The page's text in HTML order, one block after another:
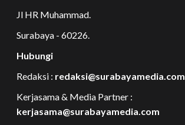
Jl HR Muhammad.
Surabaya - 60226.
Hubungi
Redaksi : redaksi@surabayamedia.com
Kerjasama & Media Partner :
kerjasama@surabayamedia.com